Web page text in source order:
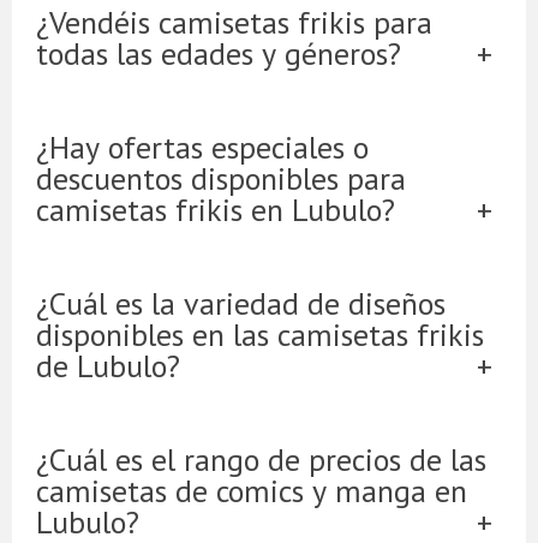
¿Vendéis camisetas frikis para
todas las edades y géneros?
¿Hay ofertas especiales o
descuentos disponibles para
camisetas frikis en Lubulo?
¿Cuál es la variedad de diseños
disponibles en las camisetas frikis
de Lubulo?
¿Cuál es el rango de precios de las
camisetas de comics y manga en
Lubulo?